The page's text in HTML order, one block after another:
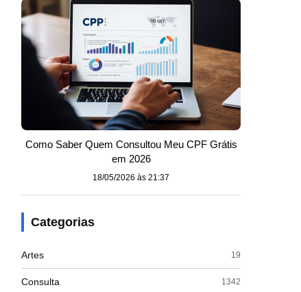
Como Saber Quem Consultou Meu CPF Grátis
em 2026
18/05/2026 às 21:37
Categorias
Artes 19
Consulta 1342